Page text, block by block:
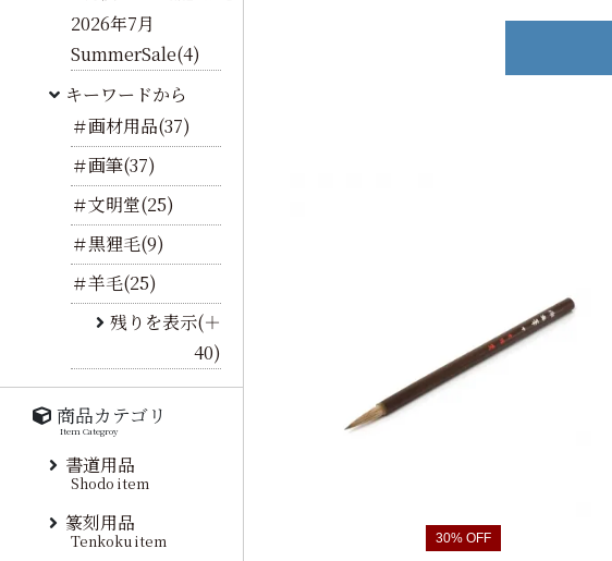
30% OFF
2026年7月
SummerSale(4)
キーワードから
＃画材用品(37)
＃画筆(37)
＃文明堂(25)
＃黒狸毛(9)
＃羊毛(25)
残りを表示(＋
40)
商品カテゴリ
Item Categroy
書道用品
Shodo item
篆刻用品
Tenkoku item